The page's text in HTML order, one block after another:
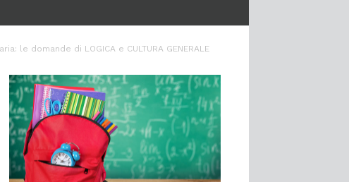
le domande di LOGICA e CULTURA GENERALE